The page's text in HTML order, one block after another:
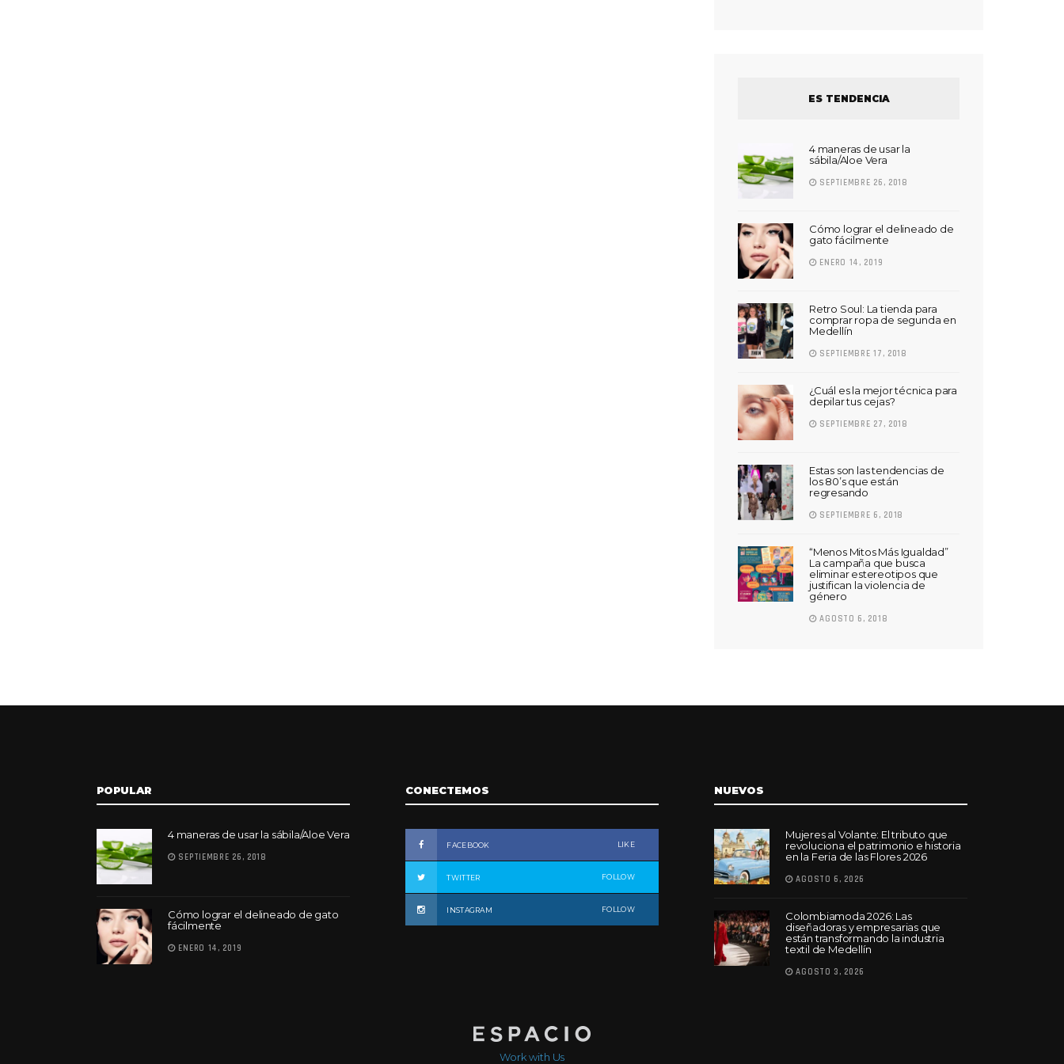
ES TENDENCIA
4 maneras de usar la
sábila/Aloe Vera
SEPTIEMBRE 26, 2018
Cómo lograr el delineado de
gato fácilmente
ENERO 14, 2019
Retro Soul: La tienda para
comprar ropa de segunda en
Medellín
SEPTIEMBRE 17, 2018
¿Cuál es la mejor técnica para
depilar tus cejas?
SEPTIEMBRE 27, 2018
Estas son las tendencias de
los 80’s que están
regresando
SEPTIEMBRE 6, 2018
“Menos Mitos Más Igualdad”
La campaña que busca
eliminar estereotipos que
justifican la violencia de
género
AGOSTO 6, 2018
POPULAR
4 maneras de usar la sábila/Aloe Vera
SEPTIEMBRE 26, 2018
Cómo lograr el delineado de gato
fácilmente
ENERO 14, 2019
CONECTEMOS
FACEBOOK LIKE
TWITTER FOLLOW
INSTAGRAM FOLLOW
NUEVOS
Mujeres al Volante: El tributo que
revoluciona el patrimonio e historia
en la Feria de las Flores 2026
AGOSTO 6, 2026
Colombiamoda 2026: Las
diseñadoras y empresarias que
están transformando la industria
textil de Medellín
AGOSTO 3, 2026
Work with Us